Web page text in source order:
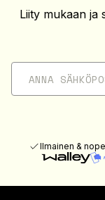
Liity mukaan ja
Ilmainen &